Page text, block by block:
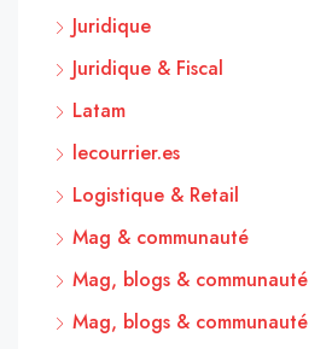
Juridique
Juridique & Fiscal
Latam
lecourrier.es
Logistique & Retail
Mag & communauté
Mag, blogs & communauté
Mag, blogs & communauté